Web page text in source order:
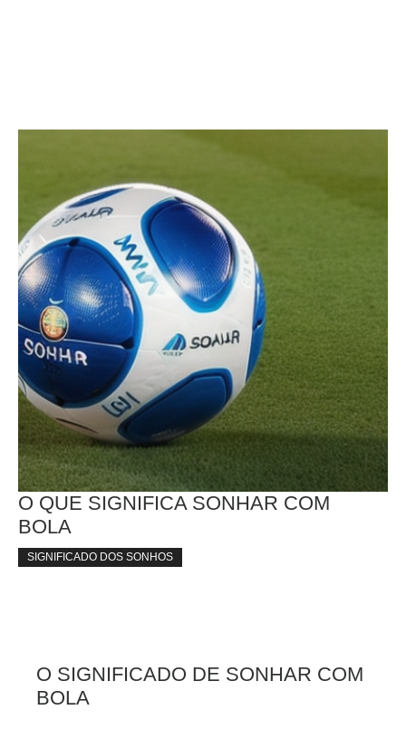
O QUE SIGNIFICA SONHAR COM
BOLA
SIGNIFICADO DOS SONHOS
O SIGNIFICADO DE SONHAR COM
BOLA